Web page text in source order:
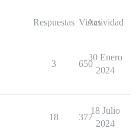
Respuestas Vistas
Actividad
3 650
30 Enero
2024
18 377
18 Julio
2024